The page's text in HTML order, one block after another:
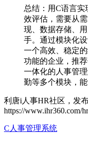
总结：用C语言实
效评估，需要从
现、数据存储、
手。通过模块化
一个高效、稳定
功能的企业，推荐
一体化的人事管
勤等多个模块，
利唐i人事HR社区，发
https://www.ihr360.com/
C人事管理系统